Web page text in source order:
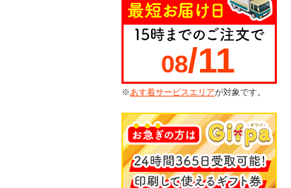
08/11
※あす着サービスエリアが対象です。